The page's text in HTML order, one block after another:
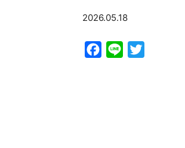
2026.05.18
Facebook
Line